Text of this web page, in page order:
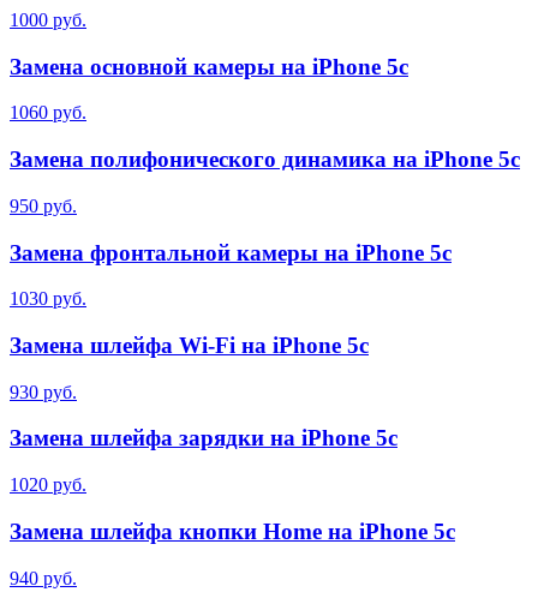
1000 руб.
Замена основной камеры на iPhone 5c
1060 руб.
Замена полифонического динамика на iPhone 5c
950 руб.
Замена фронтальной камеры на iPhone 5c
1030 руб.
Замена шлейфа Wi-Fi на iPhone 5c
930 руб.
Замена шлейфа зарядки на iPhone 5c
1020 руб.
Замена шлейфа кнопки Home на iPhone 5c
940 руб.